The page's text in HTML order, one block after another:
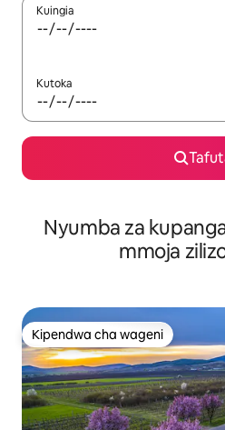
Kuingia
Kutoka
Nyumba za
mmoja
Kipendwa cha wageni
Kipendwa cha wageni